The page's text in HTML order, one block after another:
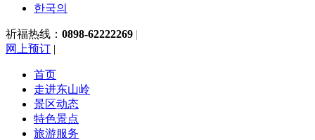
한국의
祈福热线： 0898-62222269 |
网上预订 |
首页
走进东山岭
景区动态
特色景点
旅游服务